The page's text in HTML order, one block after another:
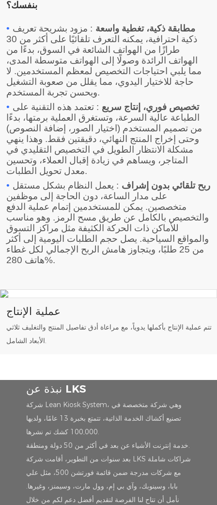
بنفسك؟
• مطابقة ذكية، تغطية واسعة : مزود بشريحة تعريف
ذكية احترافية، يمكنه التعرف تلقائيًا على أكثر من 30
طرازًا من الهواتف الشائعة في السوق، بدءًا من
الهواتف الرائدة وصولًا إلى الهواتف متوسطة المدى،
مما يلبي احتياجات التخصيص لمعظم المستخدمين. لا
حاجة للاختيار اليدوي، مما يقلل من صعوبة التشغيل
ويحسن تجربة المستخدم.
•
تخصيص فوري، إنتاج سريع : تعتمد هذه التقنية على
الطباعة عالية السرعة، وتستغرق العملية برمتها، بدءًا
من تصميم المستخدم (اختيار الصور، إضافة النصوص)
وحتى إخراج المنتج النهائي، دقيقتين فقط. وهذا ينهي
مشكلة الانتظار الطويل في التخصيص التقليدي في
المتاجر، ويساهم في زيادة إقبال العملاء، وتحسين
معدل تحويل الطلبات.
•
ربح تلقائي بدون إشراف : يعمل النظام بشكل مستقل
على مدار الساعة، دون الحاجة إلى موظفين
متخصصين. يمكن للمستخدمين إتمام عملية الدفع
والتخصيص بالكامل عن طريق مسح الرمز. وهو مناسب
للأماكن ذات الحركة الكثيفة مثل مراكز التسوق
والمواقع السياحية. يصل حجم الطلبات اليومية إلى أكثر
من 25 طلبًا، ويتجاوز هامش الربح الإجمالي لكل غطاء
هاتف 280%.
عملية الإنتاج
تتم عملية الإنتاج بأكملها يدوياً، مع مراعاة أدق تفاصيل المنتج والتغليف ثلاثي
الأبعاد الشامل.
نبذة عن LKS
شركة Lean Kiosk System، وهي شركة متخصصة في
تصنيع أكشاك الخدمة الذاتية، تتمتع بخبرة 13 عامًا، ولديها
100,000 كشك تم نشرها.
خدمة إنترنت الأشياء عن بعد في أكثر من 50 دولة ومنطقة.
بعد سنوات من التطوير، أقامت شركة LKS شراكات شاملة
مع شركات مدرجة ضمن قائمة فورتشن 500، مثل علي
بابا، وسينوبك، وآي بي إم، وول مارت، وسيمنز، وغيرها.
نأمل أن تتاح لنا الفرصة لتقديم أفضل دعم لكم من خلال